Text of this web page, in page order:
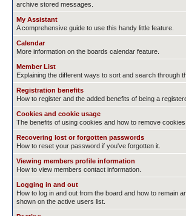
archive stored messages.
My Assistant
A comprehensive guide to use this handy little feature.
Calendar
More information on the boards calendar feature.
Member List
Explaining the different ways to sort and search through
Registration benefits
How to register and the added benefits of being a
Cookies and cookie usage
The benefits of using cookies and how to remove
Recovering lost or forgotten passwords
How to reset your password if you've forgotten it.
Viewing members profile information
How to view members contact information.
Logging in and out
How to log in and out from the board and how to remain
shown on the active users list.